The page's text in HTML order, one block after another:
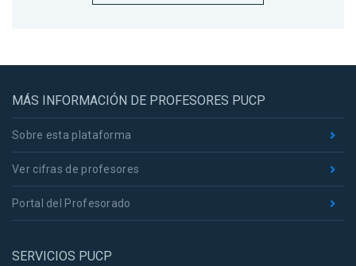
MÁS INFORMACIÓN DE PROFESORES PUCP
Sobre esta plataforma
Ver cifras de profesores
Portal del Profesorado
SERVICIOS PUCP